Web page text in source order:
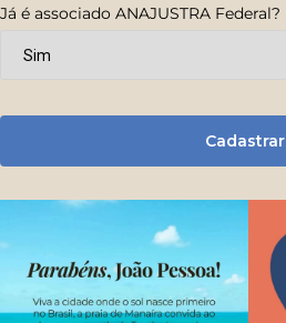
Já é associado ANAJUSTRA Federal?
Cadastrar